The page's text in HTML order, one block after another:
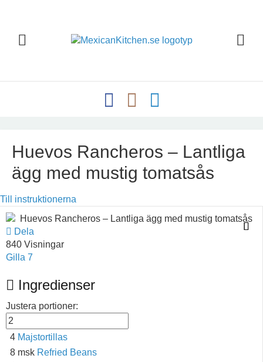
Huevos Rancheros – Lantliga
ägg med mustig tomatsås
Till instruktionerna
Dela
840 Visningar
Gilla 7
Ingredienser
Justera portioner:
4 Majstortillas
8 msk Refried Beans